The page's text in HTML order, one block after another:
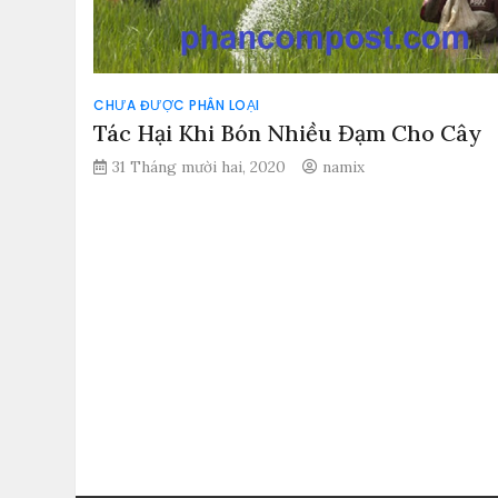
CHƯA ĐƯỢC PHÂN LOẠI
Tác Hại Khi Bón Nhiều Đạm Cho Cây
31 Tháng mười hai, 2020 namix